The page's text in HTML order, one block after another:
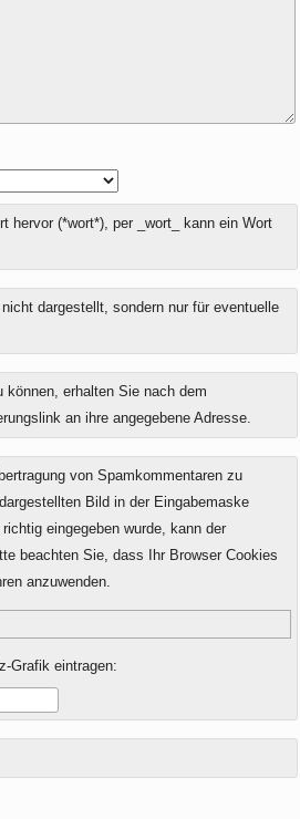
hervor (*wort*), per _wort_ kann ein Wort
dargestellt, sondern nur für eventuelle
können, erhalten Sie nach dem
an ihre angegebene Adresse.
von Spamkommentaren zu
Bild in der Eingabemaske
eingegeben wurde, kann der
beachten Sie, dass Ihr Browser Cookies
anzuwenden.
Grafik eintragen: